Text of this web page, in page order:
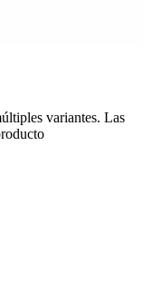
variantes. Las